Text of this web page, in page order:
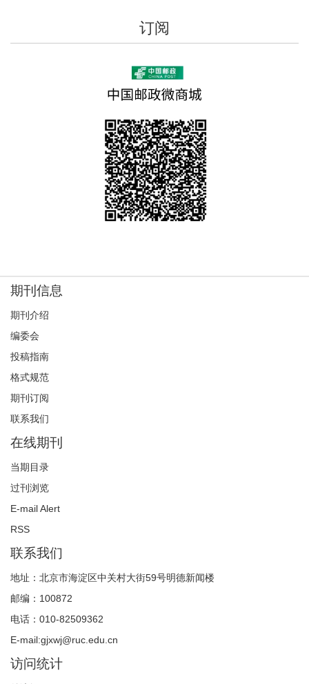
【本期话题】“健康传播与健康信息”征稿公告（截稿时间
时间2014年9月1日）
《国际新闻界》征集《本期话题》栏目策划方案
【重要通知】关闭旧系统及相关稿件处理方法的说明
稿时间2014年6月1日）
2013-11-05
【本期话题】“网络社群研究”征稿公告（截稿时间2014年
6月1日）
2013-11-05
“数智时代的流动性与具身传播”学术研讨会征稿启事
2026-06-01
【重要通知】请使用2025年版投稿须知与格式规范
2024-12-12
《国际新闻界》审稿及编辑流程
2022-04-16
【重要提示】不能同时投两篇稿件
关于开设马克思主义新闻观研究专栏的通知
2017-11-18
订阅
期刊信息
期刊介绍
编委会
投稿指南
格式规范
期刊订阅
联系我们
在线期刊
当期目录
过刊浏览
E-mail Alert
RSS
联系我们
地址：北京市海淀区中关村大街59号明德新闻楼
邮编：100872
电话：010-82509362
E-mail:gjxwj@ruc.edu.cn
访问统计